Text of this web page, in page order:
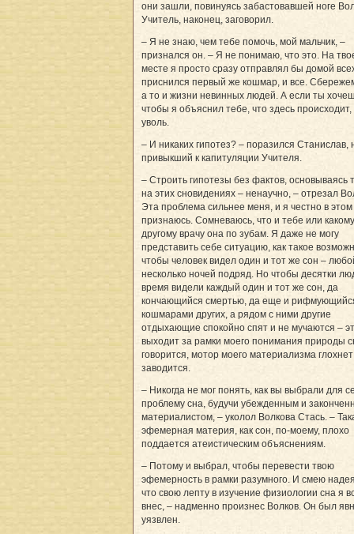
они зашли, повинуясь забастовавшей ноге
Учитель, наконец, заговорил.
– Я не знаю, чем тебе помочь, мой мальчик, –
признался он. – Я не понимаю, что это. На
месте я просто сразу отправлял бы домой
приснился первый же кошмар, и все.
а то и жизни невинных людей. А если ты
чтобы я объяснил тебе, что здесь происходит,
уволь.
– И никаких гипотез? – поразился Стани­слав,
привыкший к капитуляции Учителя.
– Строить гипотезы без фактов, основываясь
на этих сновидениях – ненаучно, – отрезал
Эта проблема сильнее меня, и я честно в этом
признаюсь. Сомневаюсь, что и тебе или
другому врачу она по зубам. Я даже не могу
представить себе ситуацию, как такое
чтобы человек видел один и тот же сон –
несколько ночей подряд. Но чтобы десятки
время видели каждый один и тот же сон, да
кончающийся смертью, да еще и
кошмарами других, а рядом с ними другие
отдыхающие спокойно спят и не мучаются –
выходит за рамки моего понимания природы
говорится, мотор моего материализма
заводится.
– Никогда не мог понять, как вы выбрали для
проблему сна, будучи убежденным и
материалистом, – уколол Волкова Стась. –
эфемерная материя, как сон, по-моему, плохо
поддается атеистическим объяснениям.
– Потому и выбрал, чтобы перевести твою
эфемерность в рамки разумного. И смею
что свою лепту в изучение физиологии сна я
внес, – надменно произнес Волков. Он был
уязвлен.